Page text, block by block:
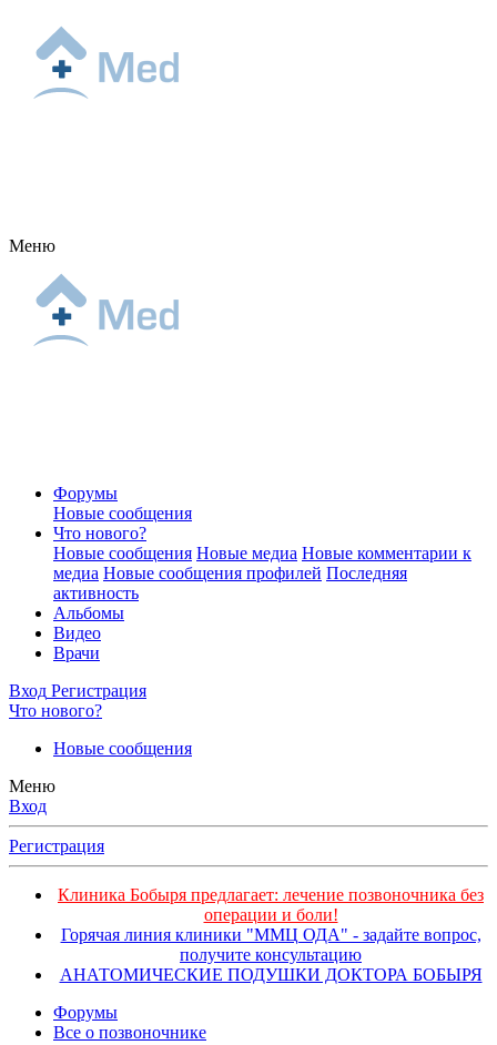
Меню
Форумы
Новые сообщения
Что нового?
Новые сообщения Новые медиа Новые комментарии к
медиа Новые сообщения профилей Последняя
активность
Альбомы
Видео
Врачи
Вход Регистрация
Что нового?
Новые сообщения
Меню
Вход
Регистрация
Клиника Бобыря предлагает: лечение позвоночника без
операции и боли!
Горячая линия клиники "ММЦ ОДА" - задайте вопрос,
получите консультацию
АНАТОМИЧЕСКИЕ ПОДУШКИ ДОКТОРА БОБЫРЯ
Форумы
Все о позвоночнике